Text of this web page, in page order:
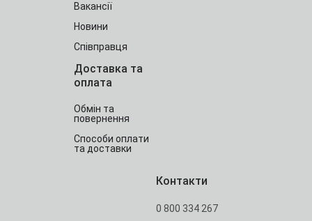
Вакансії
Новини
Співправця
Доставка та
оплата
Обмін та
повернення
Способи оплати
та доставки
Контакти
0 800 334 267